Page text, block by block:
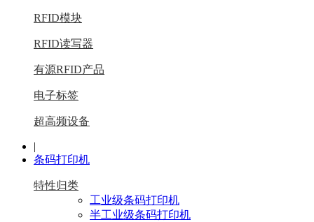
RFID模块
RFID读写器
有源RFID产品
电子标签
超高频设备
|
条码打印机
特性归类
工业级条码打印机
半工业级条码打印机